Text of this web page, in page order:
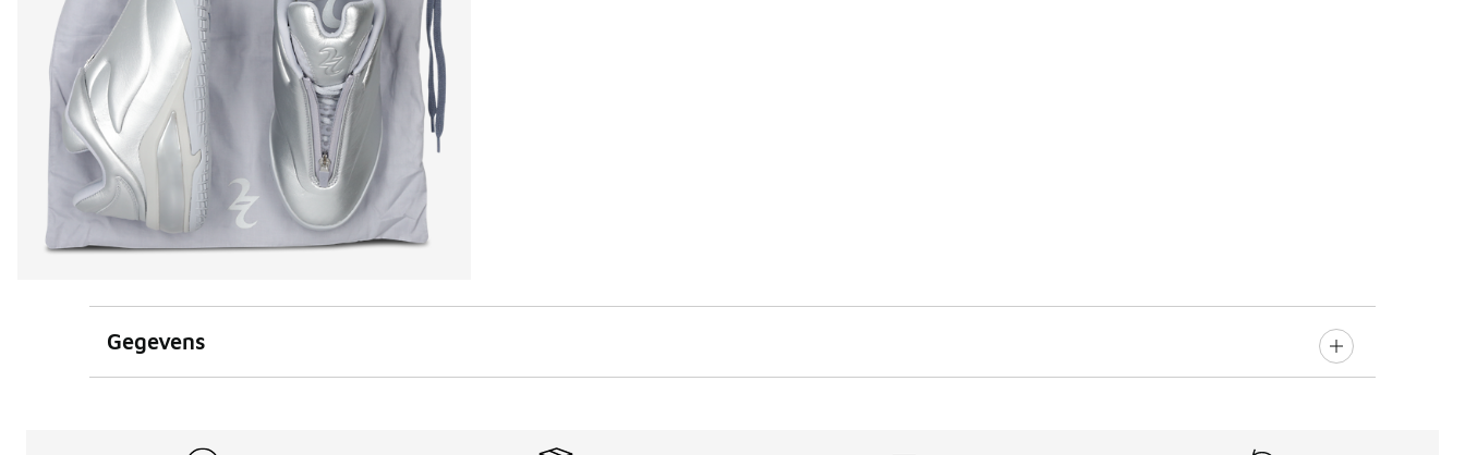
Gegevens